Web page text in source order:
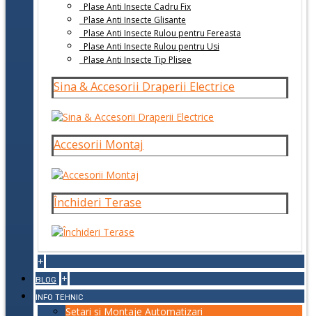
Plase Anti Insecte Cadru Fix
Plase Anti Insecte Glisante
Plase Anti Insecte Rulou pentru Fereasta
Plase Anti Insecte Rulou pentru Usi
Plase Anti Insecte Tip Plisee
Sina & Accesorii Draperii Electrice
Accesorii Montaj
Închideri Terase
+
BLOG +
INFO TEHNIC
Setari si Montaje Automatizari